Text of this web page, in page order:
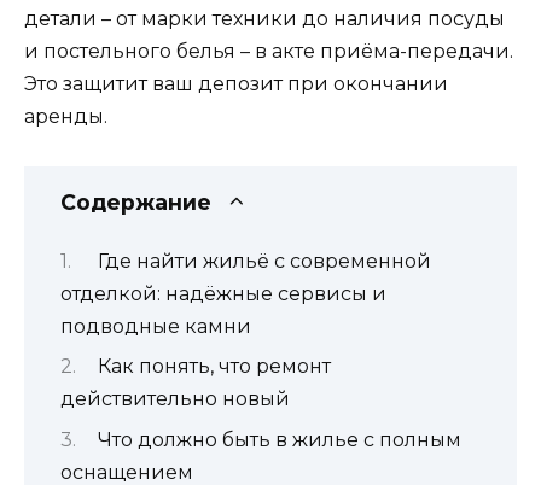
детали – от марки техники до наличия посуды
и постельного белья – в акте приёма-передачи.
Это защитит ваш депозит при окончании
аренды.
Содержание
Где найти жильё с современной
отделкой: надёжные сервисы и
подводные камни
Как понять, что ремонт
действительно новый
Что должно быть в жилье с полным
оснащением